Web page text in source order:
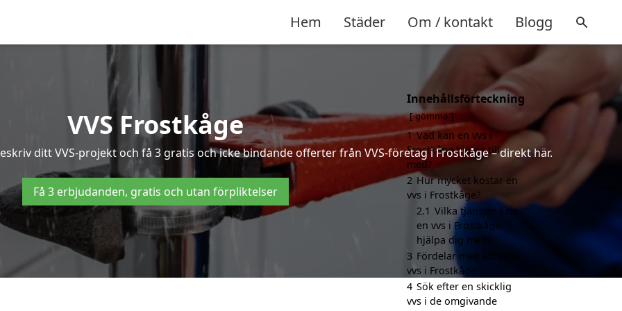
Hem Städer Om / kontakt Blogg
VVS Frostkåge
ditt VVS-projekt och få 3 gratis och icke bindande offerter från VVS-företag i Frostkåge – direkt här.
Få 3 erbjudanden, gratis och utan förpliktelser
Innehållsförteckning
gömma
1 Vad kan en vvs i
Frostkåge hjälpa till
med?
2 Hur mycket kostar en
vvs i Frostkåge?
2.1 Vilka tjänster kan
en vvs i Frostkåge
hjälpa dig med?
3 Fördelar med att välja
vvs i Frostkåge
4 Sök efter en skicklig
vvs i de omgivande